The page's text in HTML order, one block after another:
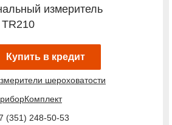
измеритель
Купить в кредит
руб.
шероховатости
(351) 248-50-53